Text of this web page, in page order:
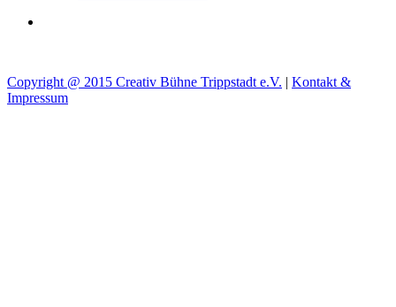
Copyright @ 2015 Creativ Bühne Trippstadt e.V. | Kontakt &
Impressum